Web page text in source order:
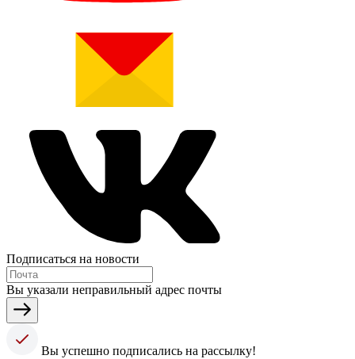
Подписаться на новости
Вы указали неправильный адрес почты
Вы успешно подписались на рассылку!